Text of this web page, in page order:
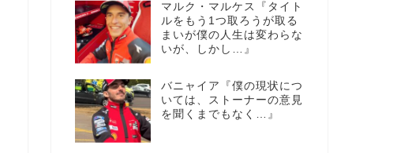
マルク・マルケス『タイト
ルをもう1つ取ろうが取る
まいが僕の人生は変わらな
いが、しかし…』
バニャイア『僕の現状につ
いては、ストーナーの意見
を聞くまでもなく…』